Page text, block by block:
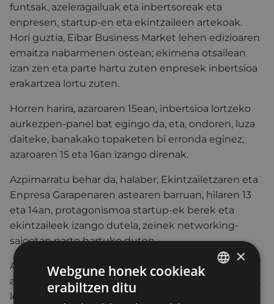
funtsak, azeleragailuak eta inbertsoreak eta
enpresen, startup-en eta ekintzaileen artekoak.
Hori guztia, Eibar Business Market lehen edizioaren
emaitza nabarmenen ostean; ekimena otsailean
izan zen eta parte hartu zuten enpresek inbertsioa
erakartzea lortu zuten.
Horren harira, azaroaren 15ean, inbertsioa lortzeko
aurkezpen-panel bat egingo da, eta, ondoren, luza
daiteke, banakako topaketen bi erronda eginez,
azaroaren 15 eta 16an izango direnak.
Azpimarratu behar da, halaber, Ekintzailetzaren eta
Enpresa Garapenaren astearen barruan, hilaren 13
eta 14an, protagonismoa startup-ek berek eta
ekintzaileek izango dutela, zeinek networking-
saioetan parte hartuko duten.
Alberto Albistegui zinegotziaren adierazpenen
arabera, “ekintzailetza-foroak duen dimentsioagatik
lortu dugu gero eta ekintzaile gehiagok izatea
×
Webgune honek cookieak
erabiltzen ditu